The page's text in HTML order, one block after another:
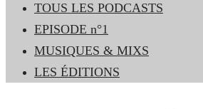
menu
TOUS LES PODCASTS
EPISODE n°1
MUSIQUES & MIXS
LES ÉDITIONS